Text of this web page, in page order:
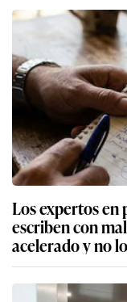
Los expertos en
escriben con
acelerado y no